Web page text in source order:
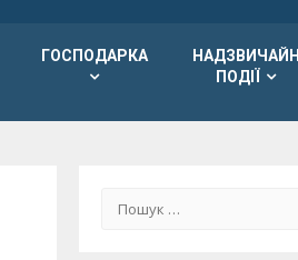
ГОСПОДАРКА
НАДЗВИЧАЙНІ
ПОДІЇ
Пошук: